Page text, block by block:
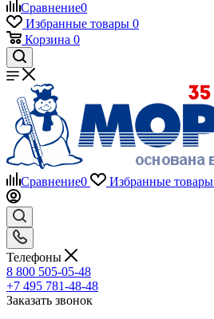
Сравнение0
Избранные товары 0
Корзина 0
Сравнение0 Избранные товары
Телефоны
8 800 505-05-48
+7 495 781-48-48
Заказать звонок